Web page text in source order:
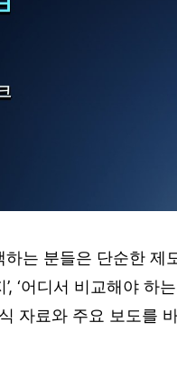
하는 분들은 단순한 제
‘어디서 비교해야 하
자료와 주요 보도를